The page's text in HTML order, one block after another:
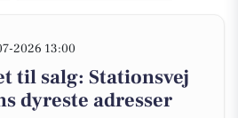
2026 13:00
til salg: Stationsvej
dyreste adresser